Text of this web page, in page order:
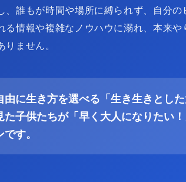
、誰もが時間や場所に縛られず、自分の
る情報や複雑なノウハウに溺れ、本来
ません。
に生き方を選べる「生き生きとした
子供たちが「早く大人になりたい
す。